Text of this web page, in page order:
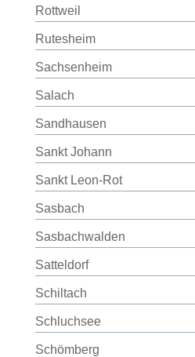
Rottweil
Rutesheim
Sachsenheim
Salach
Sandhausen
Sankt Johann
Sankt Leon-Rot
Sasbach
Sasbachwalden
Satteldorf
Schiltach
Schluchsee
Schömberg